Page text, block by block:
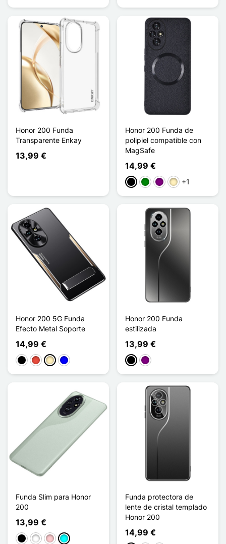
Honor 200 Funda
Transparente Enkay
13,99 €
Honor 200 Funda de
polipiel compatible con
MagSafe
14,99 €
NegroVerdePúrpuraMarrón claro
+1
Honor 200 5G Funda
Efecto Metal Soporte
14,99 €
NegroRojoOro Azul
Honor 200 Funda
estilizada
13,99 €
NegroPúrpura
Funda Slim para Honor
200
13,99 €
NegroBlancoRosaCian
Funda protectora de
lente de cristal templado
Honor 200
14,99 €